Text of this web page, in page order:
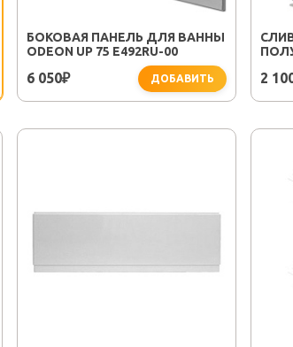
БОКОВАЯ ПАНЕЛЬ ДЛЯ ВАННЫ
ODEON UP 75 E492RU-00
6 050₽ ДОБАВИТЬ 2